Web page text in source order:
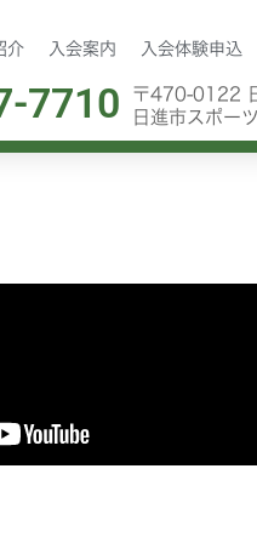
介 入会案内 入会体験申込
7710
〒470-0122
日進市スポー